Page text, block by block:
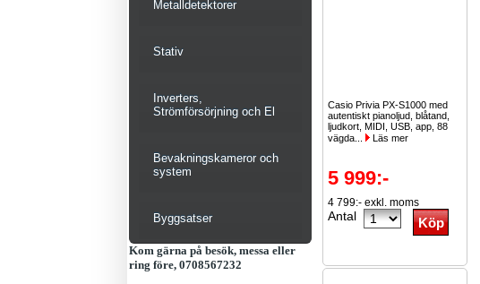
Metalldetektorer
Stativ
Inverters,
Strömförsörjning och El
Bevakningskameror och
system
Byggsatser
Kom gärna på besök, messa eller
ring före, 0708567232
Casio Privia PX-S1000 med
autentiskt pianoljud, blåtand,
ljudkort, MIDI, USB, app, 88
vägda...
Läs mer
5 999:-
4 799:- exkl. moms
Antal